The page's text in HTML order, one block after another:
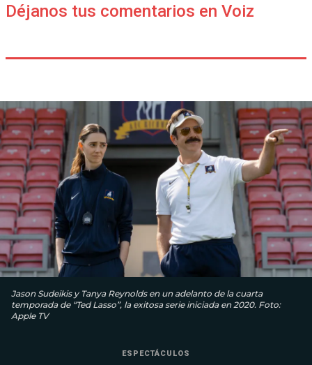
Déjanos tus comentarios en Voiz
Jason Sudeikis y Tanya Reynolds en un adelanto de la cuarta
temporada de “Ted Lasso”, la exitosa serie iniciada en 2020. Foto:
Apple TV
ESPECTÁCULOS